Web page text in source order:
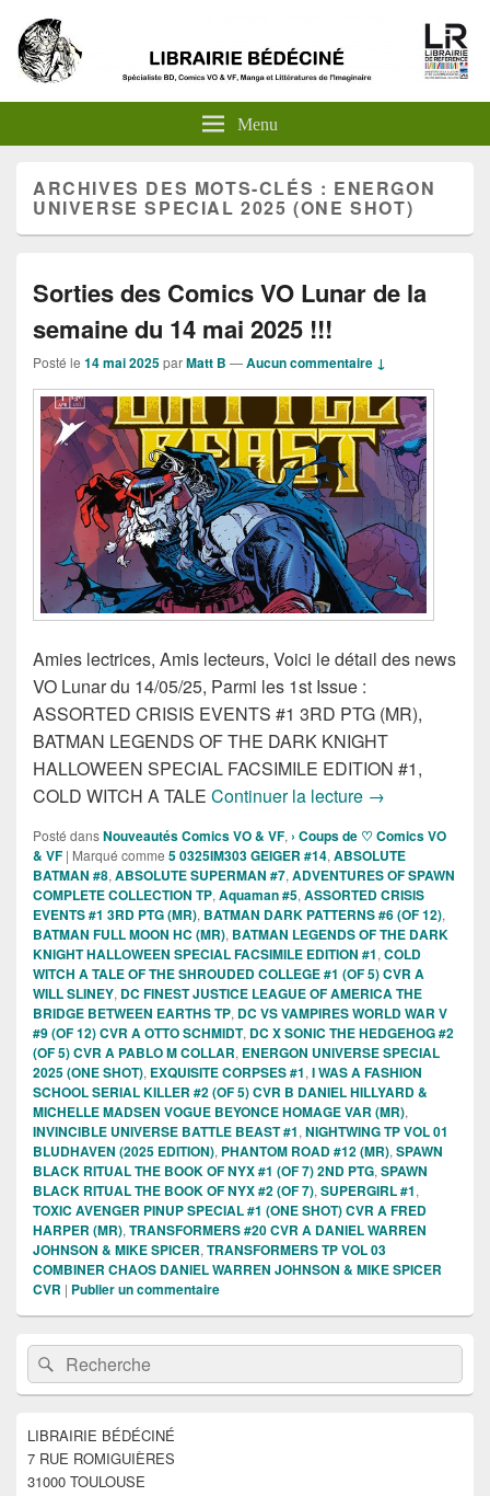
Menu
ARCHIVES DES MOTS-CLÉS : ENERGON
UNIVERSE SPECIAL 2025 (ONE SHOT)
Sorties des Comics VO Lunar de la
semaine du 14 mai 2025 !!!
Posté le 14 mai 2025parMatt B —Aucun commentaire ↓
Amies lectrices, Amis lecteurs, Voici le détail des news
VO Lunar du 14/05/25, Parmi les 1st Issue :
ASSORTED CRISIS EVENTS #1 3RD PTG (MR),
BATMAN LEGENDS OF THE DARK KNIGHT
HALLOWEEN SPECIAL FACSIMILE EDITION #1,
COLD WITCH A TALE Continuer la lecture Sorties des
→
Posté dansNouveautés Comics VO & VF, › Coups de ♡ Comics VO
& VF | Marqué comme 5 0325IM303 GEIGER #14, ABSOLUTE
BATMAN #8, ABSOLUTE SUPERMAN #7, ADVENTURES OF SPAWN
COMPLETE COLLECTION TP, Aquaman #5, ASSORTED CRISIS
EVENTS #1 3RD PTG (MR), BATMAN DARK PATTERNS #6 (OF 12),
BATMAN FULL MOON HC (MR), BATMAN LEGENDS OF THE DARK
KNIGHT HALLOWEEN SPECIAL FACSIMILE EDITION #1, COLD
WITCH A TALE OF THE SHROUDED COLLEGE #1 (OF 5) CVR A
WILL SLINEY, DC FINEST JUSTICE LEAGUE OF AMERICA THE
BRIDGE BETWEEN EARTHS TP, DC VS VAMPIRES WORLD WAR V
#9 (OF 12) CVR A OTTO SCHMIDT, DC X SONIC THE HEDGEHOG #2
(OF 5) CVR A PABLO M COLLAR, ENERGON UNIVERSE SPECIAL
2025 (ONE SHOT), EXQUISITE CORPSES #1, I WAS A FASHION
SCHOOL SERIAL KILLER #2 (OF 5) CVR B DANIEL HILLYARD &
MICHELLE MADSEN VOGUE BEYONCE HOMAGE VAR (MR),
INVINCIBLE UNIVERSE BATTLE BEAST #1, NIGHTWING TP VOL 01
BLUDHAVEN (2025 EDITION), PHANTOM ROAD #12 (MR), SPAWN
BLACK RITUAL THE BOOK OF NYX #1 (OF 7) 2ND PTG, SPAWN
BLACK RITUAL THE BOOK OF NYX #2 (OF 7), SUPERGIRL #1,
TOXIC AVENGER PINUP SPECIAL #1 (ONE SHOT) CVR A FRED
HARPER (MR), TRANSFORMERS #20 CVR A DANIEL WARREN
JOHNSON & MIKE SPICER, TRANSFORMERS TP VOL 03
COMBINER CHAOS DANIEL WARREN JOHNSON & MIKE SPICER
CVR | Publier un commentaire
Zone
principale
de
widget
barre
latérale
Recherche :Rechercher
LIBRAIRIE BÉDÉCINÉ
7 RUE ROMIGUIÈRES
31000 TOULOUSE